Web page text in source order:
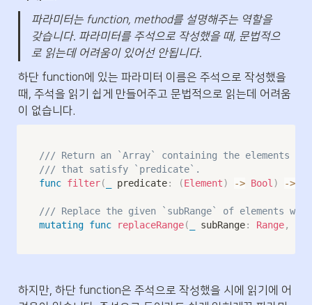
파라미터는 function, method를 설명해주는 역할을
갖습니다. 파라미터를 주석으로 작성했을 때, 문법적으
로 읽는데 어려움이 있어선 안됩니다.
하단 function에 있는 파라미터 이름은 주석으로 작성했을
때, 주석을 읽기 쉽게 만들어주고 문법적으로 읽는데 어려움
이 없습니다.
/// Return an `Array` containing the elements
/// that satisfy `predicate`.
func filter( predicate: (Element) -> Bool ) ->
/// Replace the given `subRange` of elements with
mutating func replaceRange( subRange: Range,
하지만, 하단 function은 주석으로 작성했을 시에 읽기에 어